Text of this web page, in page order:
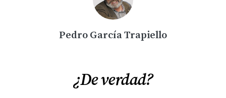
Pedro García Trapiello
¿De verdad?